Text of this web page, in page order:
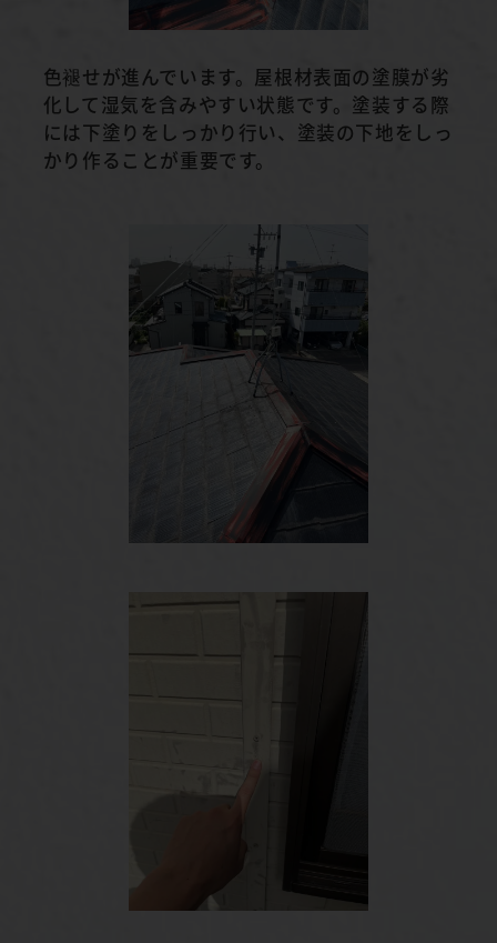
色褪せが進んでいます。屋根材表面の塗膜が劣
化して湿気を含みやすい状態です。塗装する際
には下塗りをしっかり行い、塗装の下地をしっ
かり作ることが重要です。